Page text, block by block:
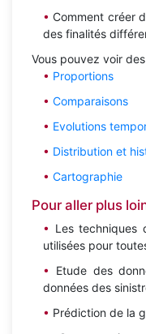
Comment créer
des finalités
Vous pouvez voir
Proportions
Comparaisons
Evolutions
Distribution et
Cartographie
Pour aller plus
Les techniques
utilisées pour
Etude des
données des
Prédiction de la